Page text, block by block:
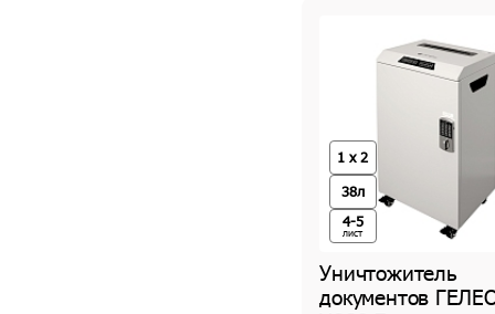
1 x 2
38л
4-5
лист
Уничтожитель
документов